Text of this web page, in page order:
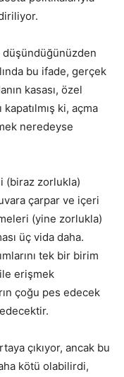
bu ifade, gerçek
kasası, özel
kapatılmış ki, açma
neredeyse
(biraz zorlukla)
çarpar ve içeri
(yine zorlukla)
üç vida daha.
tek bir birim
erişmek
çoğu pes edecek
çıkıyor, ancak bu
kötü olabilirdi,